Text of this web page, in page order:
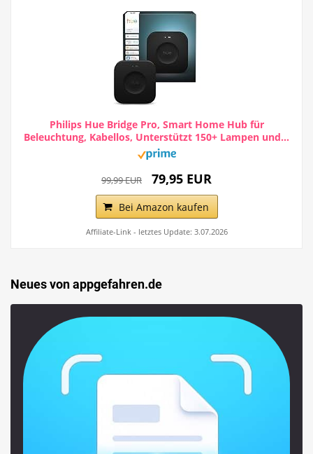
Philips Hue Bridge Pro, Smart Home Hub für
Beleuchtung, Kabellos, Unterstützt 150+ Lampen und...
99,99 EUR 79,95 EUR
Bei Amazon kaufen
Affiliate-Link - letztes Update: 3.07.2026
Neues von appgefahren.de